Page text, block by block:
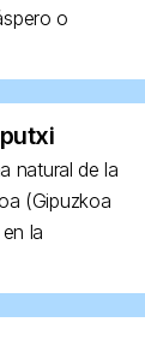
o
natural de la
(Gipuzkoa
la